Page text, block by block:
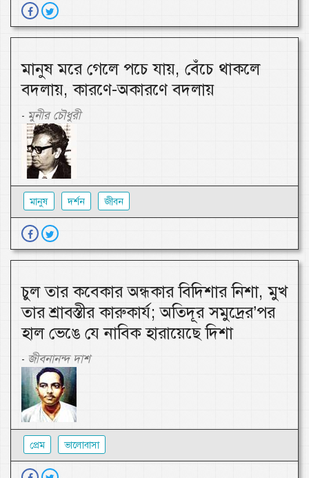
মানুষ মরে গেলে পচে যায়, বেঁচে থাকলে
বদলায়, কারণে-অকারণে বদলায়
- মুনীর চৌধুরী
মানুষ দর্শন জীবন
চুল তার কবেকার অন্ধকার বিদিশার নিশা, মুখ
তার শ্রাবস্তীর কারুকার্য; অতিদূর সমুদ্রের’পর
হাল ভেঙে যে নাবিক হারায়েছে দিশা
- জীবনানন্দ দাশ
প্রেম ভালোবাসা